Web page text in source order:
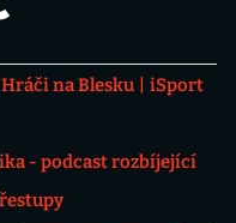
Hráči na Blesku
iSport
- podcast rozbíjející